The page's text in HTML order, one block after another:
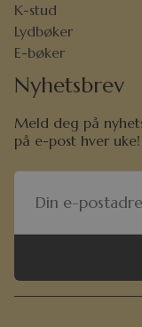
K-stud
Lydbøker
E-bøker
Nyhetsbrev
Meld deg på
på e-post hver uke!